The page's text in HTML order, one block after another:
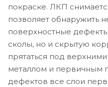
покраске. ЛКП
позволяет обнаружить
поверхностные
сколы, но и скрытую
прятаться под
металлом и первичным
дефектов все слои